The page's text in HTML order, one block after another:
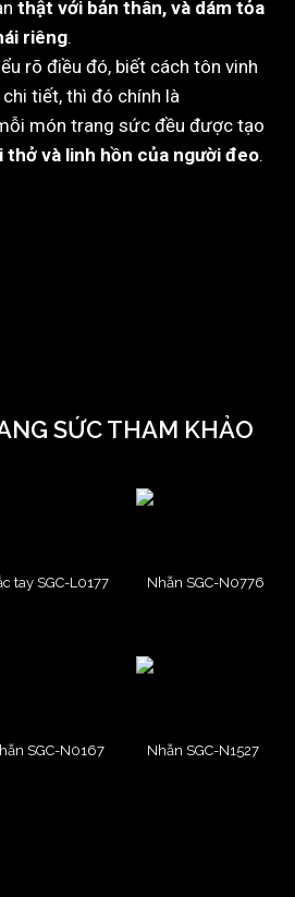
thật với bản thân, và dám tỏa
riêng.
rõ điều đó, biết cách tôn vinh
tiết, thì đó chính là
món trang sức đều được tạo
thở và linh hồn của người đeo.
SỨC THAM KHẢO
tay SGC-L0177 Nhẫn SGC-N0776
SGC-N0167 Nhẫn SGC-N1527